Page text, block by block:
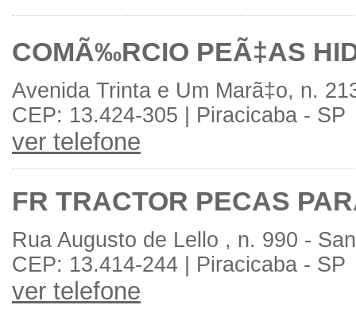
COMÃ‰RCIO PEÃ‡AS
Avenida Trinta e Um Marã‡o, n.
CEP: 13.424-305 | Piracicaba - SP
ver telefone
FR TRACTOR PECAS
Rua Augusto de Lello , n. 990 -
CEP: 13.414-244 | Piracicaba - SP
ver telefone